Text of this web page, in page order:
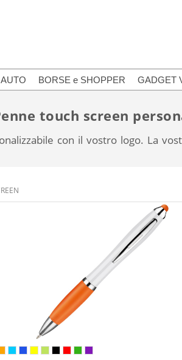
BORSE e SHOPPER GADGET
touch screen
con il vostro logo. La